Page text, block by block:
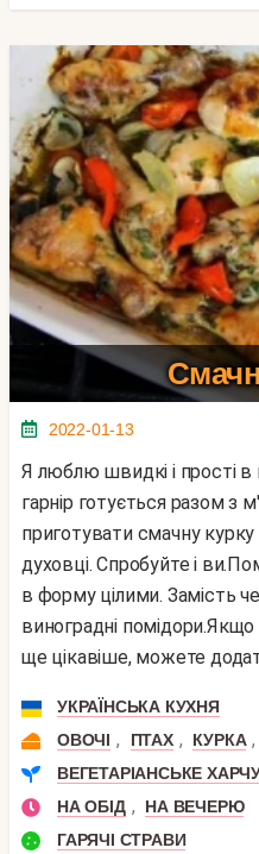
2022-01-13
Я люблю швидкі і прості в приготуванні страви. А коли
гарнір готується разом з
приготувати смачну
духовці. Спробуйте і
в форму цілими. Замість
виноградні
ще цікавіше, можете
УКРАЇНСЬКА КУХНЯ
ОВОЧІ , ПТАХ , КУРКА ,
ВЕГЕТАРІАНСЬКЕ
НА ОБІД ,
НА ВЕЧЕРЮ
ГАРЯЧІ СТРАВИ